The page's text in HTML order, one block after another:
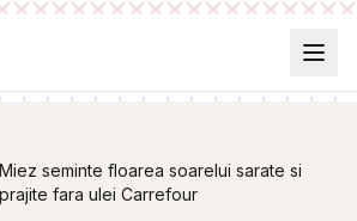
Miez seminte floarea soarelui sarate si
prajite fara ulei Carrefour